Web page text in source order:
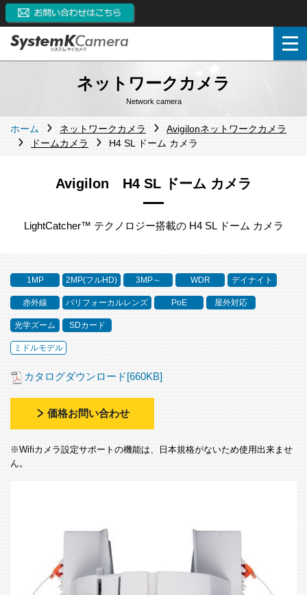
ネットワークカメラ
Network camera
ホーム ネットワークカメラ
Avigilonネットワークカメラ
ドームカメラ
H4 SL ドーム カメラ
Avigilon H4 SL ドーム カメラ
LightCatcher™ テクノロジー搭載の H4 SL ドーム カメラ
1MP 2MP(フルHD) 3MP～ WDR デイナイト
赤外線 バリフォーカルレンズ PoE 屋外対応
光学ズーム SDカード
ミドルモデル
カタログダウンロード[660KB]
価格お問い合わせ
※Wifiカメラ設定サポートの機能は、日本規格がないため使用出来ませ
ん。